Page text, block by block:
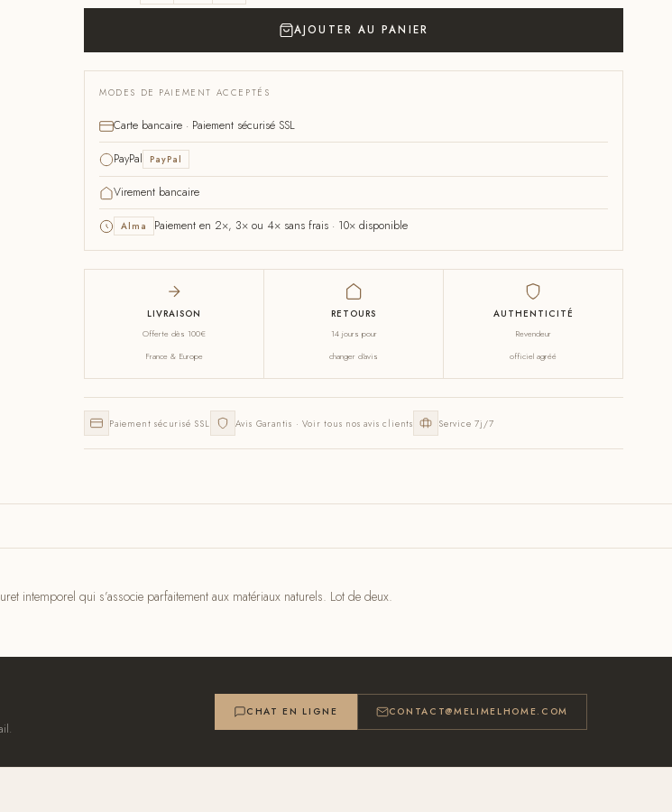
AJOUTER AU PANIER
MODES DE PAIEMENT ACCEPTÉS
Carte bancaire · Paiement sécurisé SSL
PayPal PayPal
Virement bancaire
Alma Paiement en 2×, 3× ou 4× sans frais · 10× disponible
LIVRAISON
Offerte dès 100€
France & Europe
RETOURS
14 jours pour
changer d'avis
AUTHENTICITÉ
Revendeur
officiel agréé
Paiement sécurisé SSL Avis Garantis · Voir tous nos avis clients Service 7j/7
intemporel qui s’associe parfaitement aux matériaux naturels. Lot de deux.
CHAT EN LIGNE CONTACT@MELIMELHOME.COM